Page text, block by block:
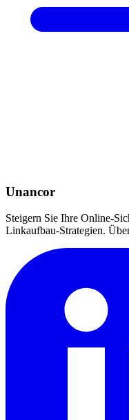
Unancor
Steigern Sie Ihre Online-
Linkaufbau-Strategien.